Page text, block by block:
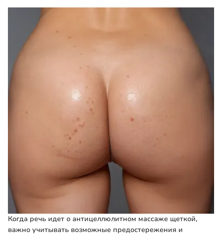
Когда речь идет о антицеллюлитном массаже щеткой,
важно учитывать возможные предостережения и